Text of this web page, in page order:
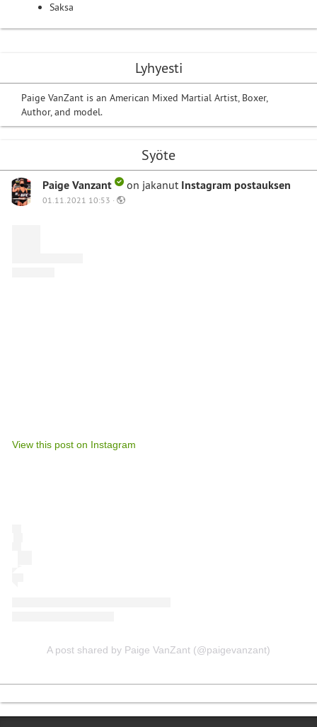
Lyhyesti
Paige VanZant is an American Mixed Martial Artist, Boxer,
Author, and model.
Syöte
Paige Vanzant on jakanut Instagram postauksen
01.11.2021 10:53 ·
View this post on Instagram
A post shared by Paige VanZant (@paigevanzant)
Saksa